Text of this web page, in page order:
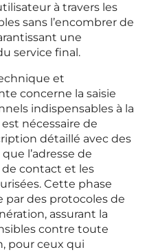
à travers les
sans l’encombrer de
une
service final.
et
concerne la saisie
indispensables à la
nécessaire de
détaillé avec des
l’adresse de
de contact et les
Cette phase
par des protocoles de
assurant la
contre toute
pour ceux qui